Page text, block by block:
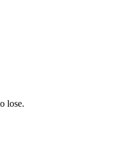
lose.